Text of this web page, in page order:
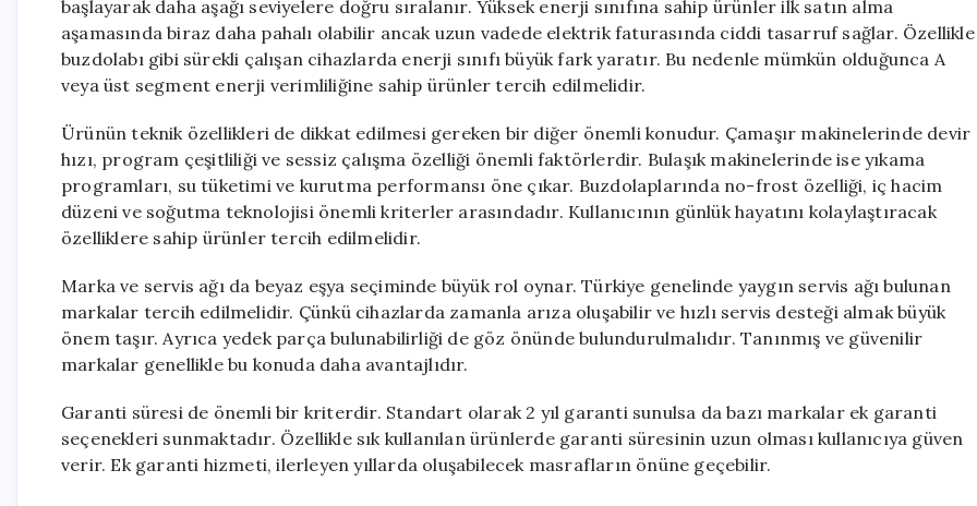
başlayarak daha aşağı seviyelere doğru sıralanır. Yüksek enerji sınıfına sahip ürünler ilk satın alma
aşamasında biraz daha pahalı olabilir ancak uzun vadede elektrik faturasında ciddi tasarruf sağlar. Özellikle
buzdolabı gibi sürekli çalışan cihazlarda enerji sınıfı büyük fark yaratır. Bu nedenle mümkün olduğunca A
veya üst segment enerji verimliliğine sahip ürünler tercih edilmelidir.
Ürünün teknik özellikleri de dikkat edilmesi gereken bir diğer önemli konudur. Çamaşır makinelerinde devir
hızı, program çeşitliliği ve sessiz çalışma özelliği önemli faktörlerdir. Bulaşık makinelerinde ise yıkama
programları, su tüketimi ve kurutma performansı öne çıkar. Buzdolaplarında no-frost özelliği, iç hacim
düzeni ve soğutma teknolojisi önemli kriterler arasındadır. Kullanıcının günlük hayatını kolaylaştıracak
özelliklere sahip ürünler tercih edilmelidir.
Marka ve servis ağı da beyaz eşya seçiminde büyük rol oynar. Türkiye genelinde yaygın servis ağı bulunan
markalar tercih edilmelidir. Çünkü cihazlarda zamanla arıza oluşabilir ve hızlı servis desteği almak büyük
önem taşır. Ayrıca yedek parça bulunabilirliği de göz önünde bulundurulmalıdır. Tanınmış ve güvenilir
markalar genellikle bu konuda daha avantajlıdır.
Garanti süresi de önemli bir kriterdir. Standart olarak 2 yıl garanti sunulsa da bazı markalar ek garanti
seçenekleri sunmaktadır. Özellikle sık kullanılan ürünlerde garanti süresinin uzun olması kullanıcıya güven
verir. Ek garanti hizmeti, ilerleyen yıllarda oluşabilecek masrafların önüne geçebilir.